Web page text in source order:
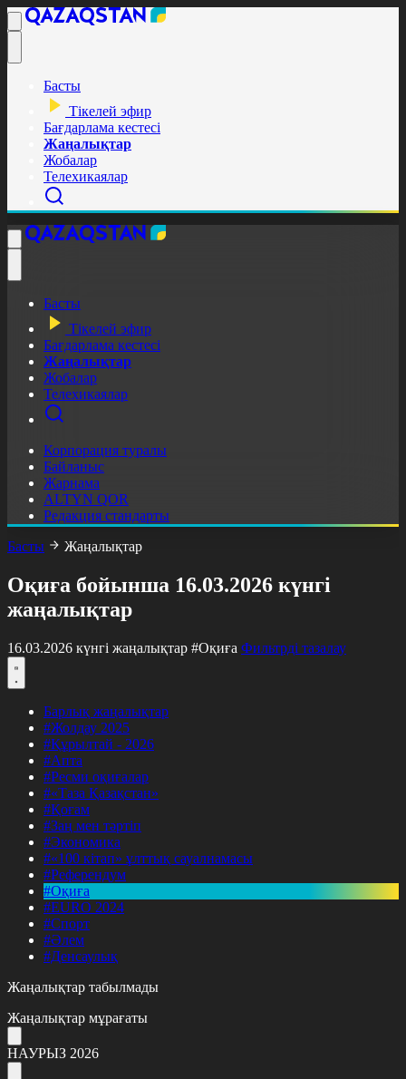
Басты
Тікелей эфир
Бағдарлама кестесі
Жаңалықтар
Жобалар
Телехикаялар
Басты
Тікелей эфир
Бағдарлама кестесі
Жаңалықтар
Жобалар
Телехикаялар
Корпорация туралы
Байланыс
Жарнама
ALTYN QOR
Редакция стандарты
Басты
Жаңалықтар
Оқиға бойынша 16.03.2026 күнгі
жаңалықтар
16.03.2026 күнгі жаңалықтар #Оқиға Фильтрді тазалау
Барлық жаңалықтар
#Жолдау 2025
#Құрылтай - 2026
#Апта
#Ресми оқиғалар
#«Таза Қазақстан»
#Қоғам
#Заң мен тәртіп
#Экономика
#«100 кітап» ұлттық сауалнамасы
#Референдум
#Оқиға
#EURO 2024
#Спорт
#Әлем
#Денсаулық
Жаңалықтар табылмады
Жаңалықтар мұрағаты
НАУРЫЗ 2026